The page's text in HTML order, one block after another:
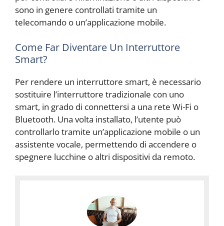
sono in genere controllati tramite un
telecomando o un’applicazione mobile.
Come Far Diventare Un Interruttore
Smart?
Per rendere un interruttore smart, è necessario
sostituire l’interruttore tradizionale con uno
smart, in grado di connettersi a una rete Wi-Fi o
Bluetooth. Una volta installato, l’utente può
controllarlo tramite un’applicazione mobile o un
assistente vocale, permettendo di accendere o
spegnere lucchine o altri dispositivi da remoto.